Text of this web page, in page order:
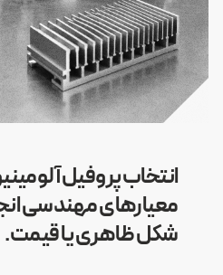
انتخاب پروفیل
معیارهای مهندسی
شکل ظاهری یا قیمت.